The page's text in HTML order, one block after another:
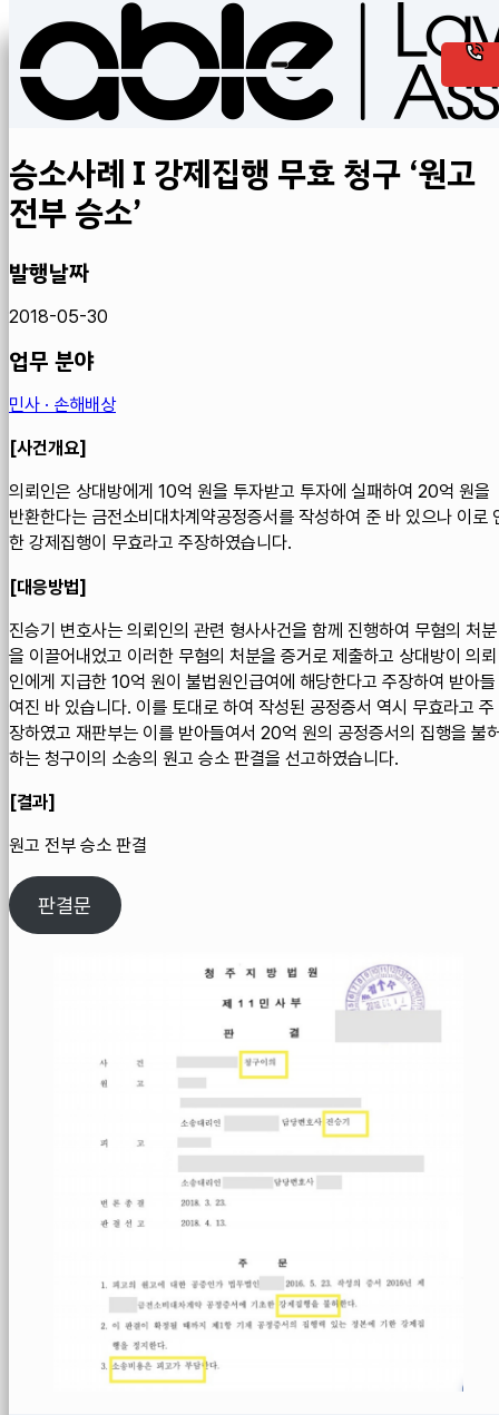
승소사례 I 강제집행 무효 청구 ‘원고
전부 승소’
발행날짜
2018-05-30
업무 분야
민사 · 손해배상
[사건개요]
의뢰인은 상대방에게 10억 원을 투자받고 투자에 실패하여 20억 원을
반환한다는 금전소비대차계약공정증서를 작성하여 준 바 있으나 이로
한 강제집행이 무효라고 주장하였습니다.
[대응방법]
진승기 변호사는 의뢰인의 관련 형사사건을 함께 진행하여 무혐의 처분
을 이끌어내었고 이러한 무혐의 처분을 증거로 제출하고 상대방이 의뢰
인에게 지급한 10억 원이 불법원인급여에 해당한다고 주장하여 받아들
여진 바 있습니다. 이를 토대로 하여 작성된 공정증서 역시 무효라고 주
장하였고 재판부는 이를 받아들여서 20억 원의 공정증서의 집행을 불
하는 청구이의 소송의 원고 승소 판결을 선고하였습니다.
[결과]
원고 전부 승소 판결
판결문